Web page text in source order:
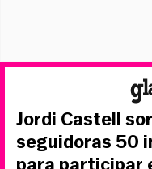
Jordi Castell
seguidoras 50